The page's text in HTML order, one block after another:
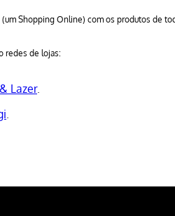
Shopping Online) com os produtos de
redes de lojas:
Lazer.